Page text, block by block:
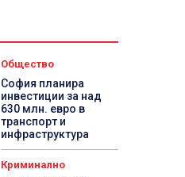
Общество
София планира
инвестиции за над
630 млн. евро в
транспорт и
инфраструктура
Криминално